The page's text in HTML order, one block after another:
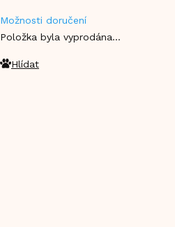
cena:
Možnosti doručení
Položka byla vyprodána…
Hlídat